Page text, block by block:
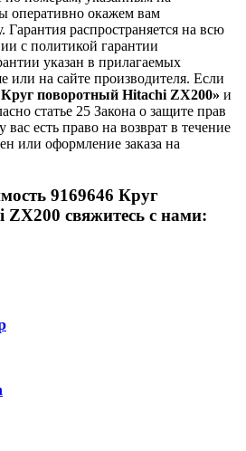
оперативно окажем вам
распространяется на всю
с политикой гарантии
указан в прилагаемых
или на сайте производителя. Если
Круг поворотный Hitachi ZX200» и
статье 25 Закона о защите прав
есть право на возврат в течение
или оформление заказа на
9169646 Круг
свяжитесь с нами: